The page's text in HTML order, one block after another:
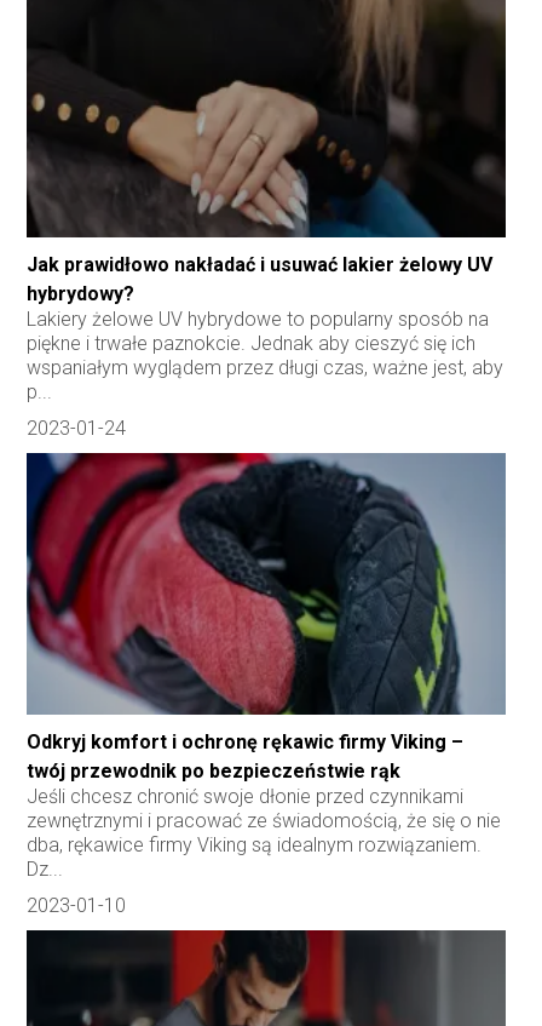
Jak prawidłowo nakładać i usuwać lakier żelowy UV
hybrydowy?
Lakiery żelowe UV hybrydowe to popularny sposób na
piękne i trwałe paznokcie. Jednak aby cieszyć się ich
wspaniałym wyglądem przez długi czas, ważne jest, aby
p...
2023-01-24
Odkryj komfort i ochronę rękawic firmy Viking –
twój przewodnik po bezpieczeństwie rąk
Jeśli chcesz chronić swoje dłonie przed czynnikami
zewnętrznymi i pracować ze świadomością, że się o nie
dba, rękawice firmy Viking są idealnym rozwiązaniem.
Dz...
2023-01-10